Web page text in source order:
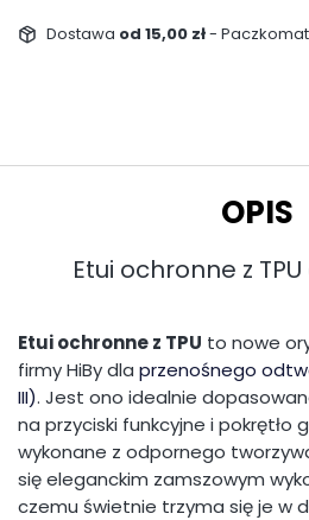
Dostawa od 15,00 zł-
OPIS
Etui ochronne z TPU
Etui ochronne z TPU to nowe
firmy HiBy dla przenośnego
III). Jest ono idealnie
na przyciski funkcyjne i pokrętło
wykonane z odpornego
się eleganckim zamszowym
czemu świetnie trzyma się je w